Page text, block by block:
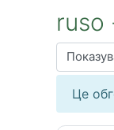
ruso
Тип
Це